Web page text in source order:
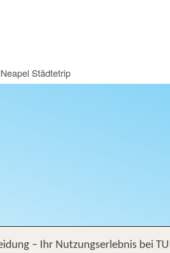
Neapel Städtetrip
– Ihr Nutzungserlebnis bei